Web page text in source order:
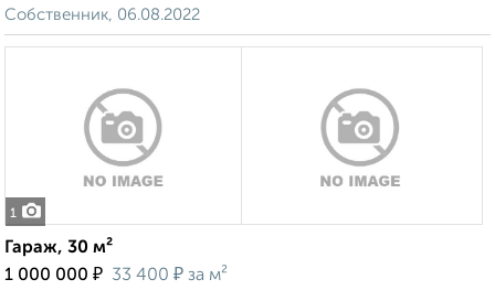
Собственник, 06.08.2022
1
Гараж, 30 м²
1 000 000 ₽ 33 400 ₽ за м²